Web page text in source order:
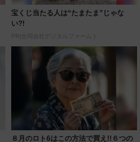
宝くじ当たる人は“たまたま”じゃな
い?!
PR(合同会社デジタルファーム )
８月のロト6はこの方法で買え!!６つの